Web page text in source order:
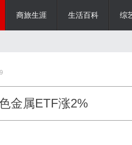
商旅生涯 生活百科 综
金属ETF涨2%